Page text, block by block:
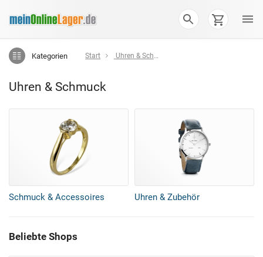
Kategorien Start Uhren & Schmuck
Uhren & Schmuck
Schmuck & Accessoires Uhren & Zubehör
Beliebte Shops